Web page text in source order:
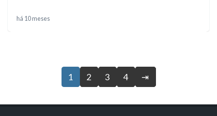
há 10 meses
1 2 3 4 ⇥